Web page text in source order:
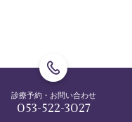
診療予約・お問い合わせ
053-522-3027